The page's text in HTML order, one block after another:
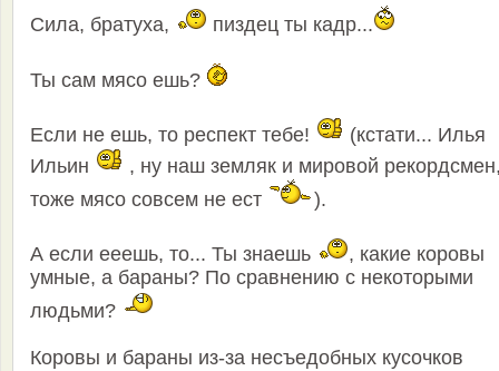
Сила, братуха, пиздец ты кадр...
Ты сам мясо ешь?
Если не ешь, то респект тебе!
(кстати... Илья
Ильин
, ну наш земляк и мировой
тоже мясо совсем не ест
).
А если ееешь, то... Ты знаешь
, какие коровы
умные, а бараны? По сравнению с некоторыми
людьми?
Коровы и бараны из-за несъедобных кусочков